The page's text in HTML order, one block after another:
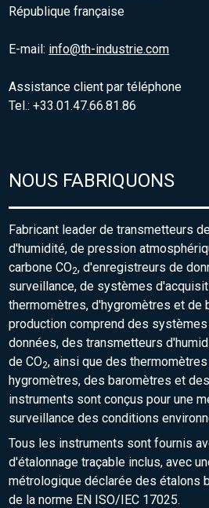
République française
E-mail: info@th-industrie.com
Assistance client par téléphone
Tel.: +33.01.47.66.81.86
NOUS FABRIQUONS
Fabricant leader de transmetteurs
d'humidité, de pression
carbone CO2, d'enregistreurs de
surveillance, de systèmes
thermomètres, d'hygromètres et de
production comprend des
données, des transmetteurs
de CO2, ainsi que des
hygromètres, des baromètres et
instruments sont conçus pour une
surveillance des conditions
Tous les instruments sont fournis
d'étalonnage traçable inclus, avec
métrologique déclarée des étalons
de la norme EN ISO/IEC 17025.